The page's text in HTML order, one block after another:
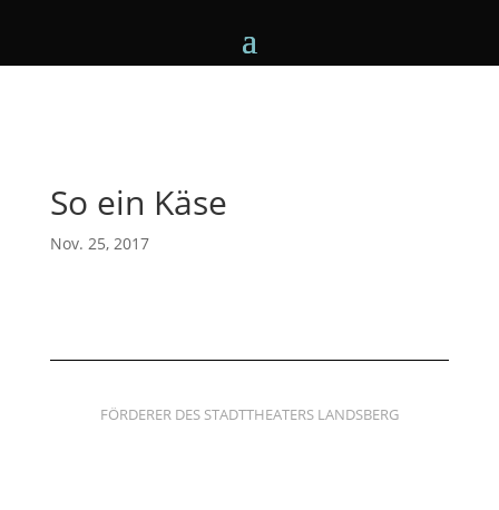
So ein Käse
Nov. 25, 2017
FÖRDERER DES STADTTHEATERS LANDSBERG